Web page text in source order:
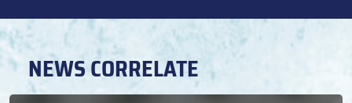
NEWS CORRELATE